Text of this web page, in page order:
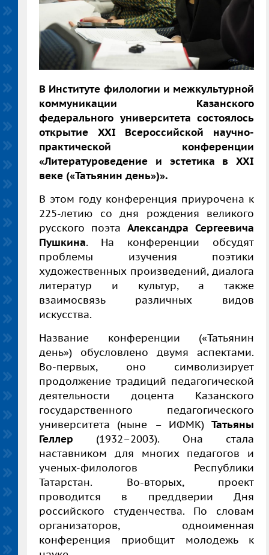
В Институте филологии и межкультурной
коммуникации Казанского
федерального университета состоялось
открытие XXI Всероссийской научно-
практической конференции
«Литературоведение и эстетика в XXI
веке («Татьянин день»)».
В этом году конференция приурочена к
225-летию со дня рождения великого
русского поэта Александра Сергеевича
Пушкина. На конференции обсудят
проблемы изучения поэтики
художественных произведений, диалога
литератур и культур, а также
взаимосвязь различных видов
искусства.
Название конференции («Татьянин
день») обусловлено двумя аспектами.
Во-первых, оно символизирует
продолжение традиций педагогической
деятельности доцента Казанского
государственного педагогического
университета (ныне – ИФМК) Татьяны
Геллер (1932–2003). Она стала
наставником для многих педагогов и
ученых-филологов Республики
Татарстан. Во-вторых, проект
проводится в преддверии Дня
российского студенчества. По словам
организаторов, одноименная
конференция приобщит молодежь к